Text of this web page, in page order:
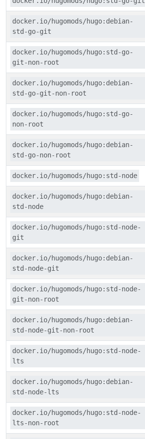
docker.io/hugomods/hugo:debian-
std-go-git
docker.io/hugomods/hugo:std-go-
git-non-root
docker.io/hugomods/hugo:debian-
std-go-git-non-root
docker.io/hugomods/hugo:std-go-
non-root
docker.io/hugomods/hugo:debian-
std-go-non-root
docker.io/hugomods/hugo:std-node
docker.io/hugomods/hugo:debian-
std-node
docker.io/hugomods/hugo:std-node-
git
docker.io/hugomods/hugo:debian-
std-node-git
docker.io/hugomods/hugo:std-node-
git-non-root
docker.io/hugomods/hugo:debian-
std-node-git-non-root
docker.io/hugomods/hugo:std-node-
lts
docker.io/hugomods/hugo:debian-
std-node-lts
docker.io/hugomods/hugo:std-node-
lts-non-root